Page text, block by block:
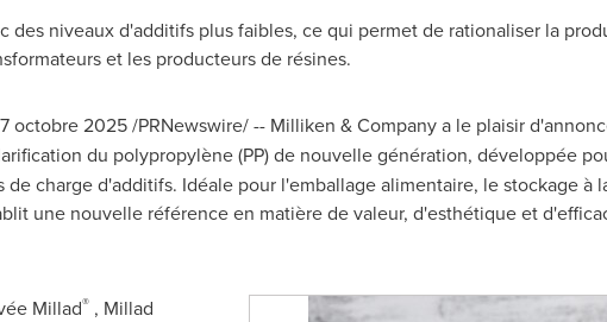
des niveaux d'additifs plus faibles, ce qui permet de rationaliser la
et les producteurs de résines.
7 octobre 2025/PRNewswire/ -- Milliken & Company a le plaisir
du polypropylène (PP) de nouvelle génération, développée
charge d'additifs. Idéale pour l'emballage alimentaire, le stockage à
une nouvelle référence en matière de valeur, d'esthétique et
Millad®, Millad